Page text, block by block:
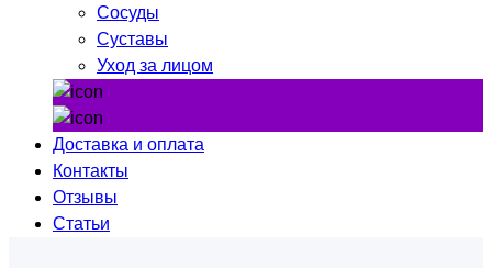
Сосуды
Суставы
Уход за лицом
Доставка и оплата
Контакты
Отзывы
Статьи